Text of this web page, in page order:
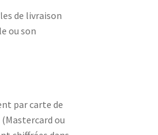
de livraison
ou son
par carte de
ou